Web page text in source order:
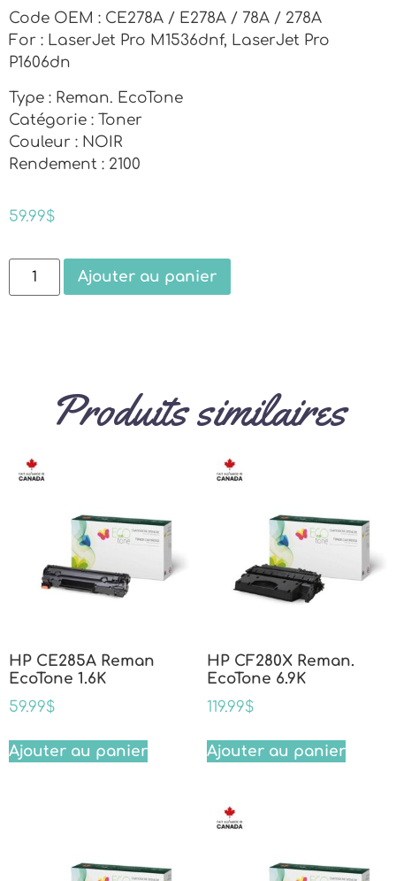
Code OEM : CE278A / E278A / 78A / 278A
For : LaserJet Pro M1536dnf, LaserJet Pro
P1606dn
Type : Reman. EcoTone
Catégorie : Toner
Couleur : NOIR
Rendement : 2100
59.99$
Ajouter au panier
Produits similaires
HP CE285A Reman
EcoTone 1.6K
59.99$
Ajouter au panier
HP CF280X Reman.
EcoTone 6.9K
119.99$
Ajouter au panier